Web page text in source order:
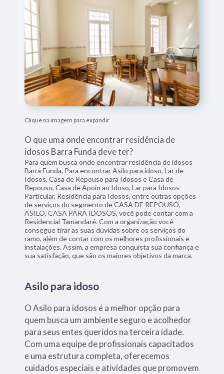
Clique na imagem para expandir
O que uma onde encontrar residência de
idosos Barra Funda deve ter?
Para quem busca onde encontrar residência de idosos
Barra Funda, Para encontrar Asilo para idoso, Lar de
Idosos, Casa de Repouso para Idosos e Casa de
Repouso, Casa de Apoio ao Idoso, Lar para Idosos
Particular, Residência para Idosos, entre outras opções
de serviços do segmento de CASA DE REPOUSO,
ASILO, CASA PARA IDOSOS, você pode contar com a
Residencial Tamandaré. Com a organização você
consegue tirar as suas dúvidas sobre os serviços do
ramo, além de contar com os melhores profissionais e
instalações. Assim, a empresa conquista sua confiança e
sua satisfação, que são os maiores objetivos da marca.
Asilo para idoso
O Asilo para idosos é a melhor opção para
quem busca um ambiente seguro e acolhedor
para seus entes queridos na terceira idade.
Com uma equipe de profissionais capacitados
e uma estrutura completa, oferecemos
cuidados especiais e atividades que promovem